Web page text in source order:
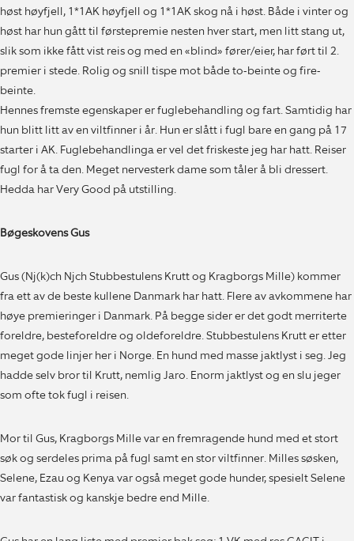
høst høyfjell, 1*1AK høyfjell og 1*1AK skog nå i høst. Både i vinter og
høst har hun gått til førstepremie nesten hver start, men litt stang ut,
slik som ikke fått vist reis og med en «blind» fører/eier, har ført til 2.
premier i stede. Rolig og snill tispe mot både to-beinte og fire-
beinte.
Hennes fremste egenskaper er fuglebehandling og fart. Samtidig har
hun blitt litt av en viltfinner i år. Hun er slått i fugl bare en gang på 17
starter i AK. Fuglebehandlinga er vel det friskeste jeg har hatt. Reiser
fugl for å ta den. Meget nervesterk dame som tåler å bli dressert.
Hedda har Very Good på utstilling.
Bøgeskovens Gus
Gus (Nj(k)ch Njch Stubbestulens Krutt og Kragborgs Mille) kommer
fra ett av de beste kullene Danmark har hatt. Flere av avkommene har
høye premieringer i Danmark. På begge sider er det godt merriterte
foreldre, besteforeldre og oldeforeldre. Stubbestulens Krutt er etter
meget gode linjer her i Norge. En hund med masse jaktlyst i seg. Jeg
hadde selv bror til Krutt, nemlig Jaro. Enorm jaktlyst og en slu jeger
som ofte tok fugl i reisen.
Mor til Gus, Kragborgs Mille var en fremragende hund med et stort
søk og serdeles prima på fugl samt en stor viltfinner. Milles søsken,
Selene, Ezau og Kenya var også meget gode hunder, spesielt Selene
var fantastisk og kanskje bedre end Mille.